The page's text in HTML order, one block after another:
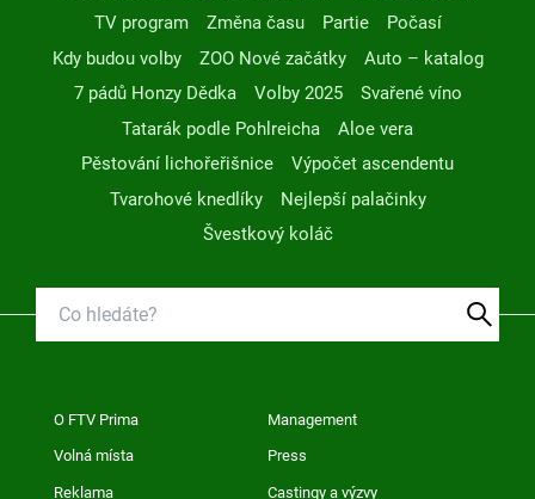
TV program
Změna času Partie
Počasí
Kdy budou volby
ZOO Nové začátky
Auto – katalog
7 pádů Honzy Dědka
Volby 2025
Svařené víno
Tatarák podle Pohlreicha
Aloe vera
Pěstování lichořeřišnice
Výpočet ascendentu
Tvarohové knedlíky
Nejlepší palačinky
Švestkový koláč
O FTV Prima Management
Volná místa Press
Reklama Castingy a výzvy